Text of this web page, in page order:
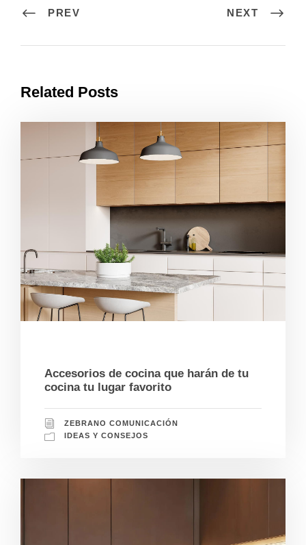
PREV NEXT
Related Posts
Accesorios de cocina que harán de tu
cocina tu lugar favorito
ZEBRANO COMUNICACIÓN
IDEAS Y CONSEJOS